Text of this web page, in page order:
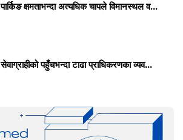
पार्किङ क्षमताभन्दा अत्यधिक चापले विमानस्थल व...
सेवाग्राहीको पहुँचभन्दा टाढा प्राधिकरणका व्यव...